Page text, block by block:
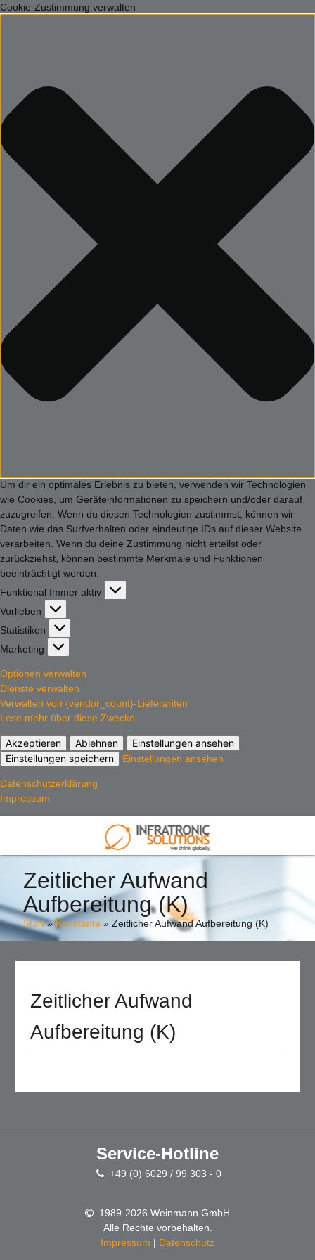
Cookie-Zustimmung verwalten
Um dir ein optimales Erlebnis zu bieten, verwenden wir Technologien
wie Cookies, um Geräteinformationen zu speichern und/oder darauf
zuzugreifen. Wenn du diesen Technologien zustimmst, können wir
Daten wie das Surfverhalten oder eindeutige IDs auf dieser Website
verarbeiten. Wenn du deine Zustimmung nicht erteilst oder
zurückziehst, können bestimmte Merkmale und Funktionen
beeinträchtigt werden.
Funktional Immer aktiv
Vorlieben
Vorlieben
Statistiken
Statistiken
Marketing
Marketing
Optionen verwalten
Dienste verwalten
Verwalten von {vendor_count}-Lieferanten
Lese mehr über diese Zwecke
Akzeptieren Ablehnen
Einstellungen ansehen
Einstellungen speichern
Einstellungen ansehen
Datenschutzerklärung
Impressum
Zeitlicher Aufwand
Aufbereitung (K)
Start»Konstante» Zeitlicher Aufwand Aufbereitung (K)
Zeitlicher Aufwand
Aufbereitung (K)
Service-Hotline
+49 (0) 6029 / 99 303 - 0
1989-2026 Weinmann GmbH.
Alle Rechte vorbehalten.
Impressum | Datenschutz